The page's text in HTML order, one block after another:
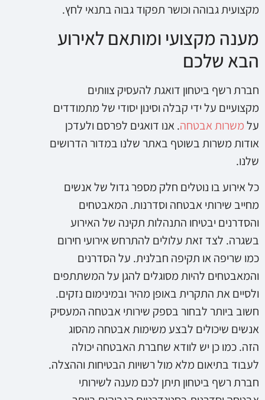
מקצועית גבוהה וכושר תפקוד גבוה בתנאי לחץ.
מענה מקצועי ומותאם לאירוע
הבא שלכם
חברת רשף ביטחון דואגת להעסיק צוותים
מקצועיים על ידי קבלה וסינון יסודי של מתמודדים
עלמשרות אבטחה. אנו דואגים לפרסם ולעדכן
אודות משרות בשוטף באתר שלנו במדור הדרושים
שלנו.
כל אירוע בו נוטלים חלק מספר גדול של אנשים
מחייב שירותי אבטחה וסדרנות. המאבטחים
והסדרנים יבטיחו התנהלות תקינה של האירוע
בשגרה. לצד זאת עלולים להתרחש אירועי חירום
כמו שריפה או תקיפה חבלנית. על הסדרנים
והמאבטחים להיות מסוגלים להגן על המשתתפים
ולסיים את התקרית באופן מהיר ובמינימום נזקים.
חשוב ביותר לבחור בספק שירותי אבטחה המעסיק
אנשים שיכולים לבצע משימות אבטחה מהסוג
הזה. כמו כן יש לוודא שחברת האבטחה יכולה
לעבוד בתיאום מלא מול רשויות הבטיחות וההצלה.
חברת רשף ביטחון תיתן לכם מענה לשירותי